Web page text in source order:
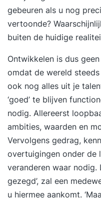
gebeuren als u nog
vertoonde?
buiten de huidige
Ontwikkelen is dus
omdat de wereld
ook nog alles uit je
‘goed’ te blijven
nodig. Allereerst
ambities, waarden en
Vervolgens gedrag,
overtuigingen onder de
veranderen waar nodig.
gezegd’, zal een
u hiermee aankomt.